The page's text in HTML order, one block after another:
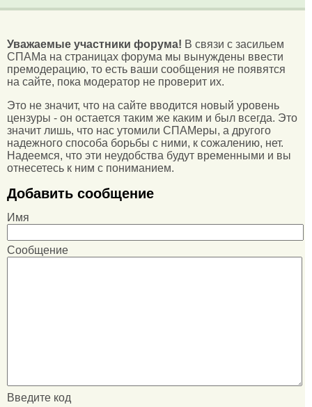
Уважаемые участники форума! В связи с засильем
СПАМа на страницах форума мы вынуждены ввести
премодерацию, то есть ваши сообщения не появятся
на сайте, пока модератор не проверит их.
Это не значит, что на сайте вводится новый уровень
цензуры - он остается таким же каким и был всегда. Это
значит лишь, что нас утомили СПАМеры, а другого
надежного способа борьбы с ними, к сожалению, нет.
Надеемся, что эти неудобства будут временными и вы
отнесетесь к ним с пониманием.
Добавить сообщение
Имя
Сообщение
Введите код